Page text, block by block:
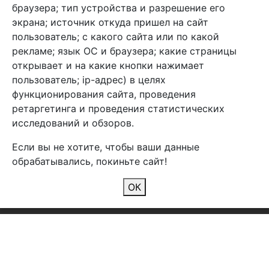
Арбен текстиль г. Щелково, пер.
1-й Советский д.25, владение 2.
Мы в соц. сетях
2026 Copyright © Арбен
браузера; тип устройства и разрешение его
экрана; источник откуда пришел на сайт
пользователь; с какого сайта или по какой
рекламе; язык ОС и браузера; какие страницы
открывает и на какие кнопки нажимает
пользователь; ip-адрес) в целях
функционирования сайта, проведения
ретаргетинга и проведения статистических
исследований и обзоров.
Если вы не хотите, чтобы ваши данные
обрабатывались, покиньте сайт!
ОК